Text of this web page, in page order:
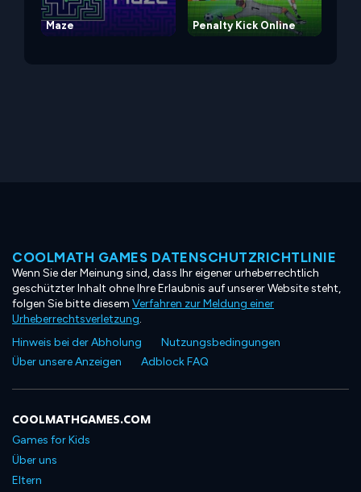
Maze Penalty Kick Online
COOLMATH GAMES DATENSCHUTZRICHTLINIE
Wenn Sie der Meinung sind, dass Ihr eigener urheberrechtlich
geschützter Inhalt ohne Ihre Erlaubnis auf unserer Website steht,
folgen Sie bitte diesem Verfahren zur Meldung einer
Urheberrechtsverletzung.
Hinweis bei der Abholung
Nutzungsbedingungen
Über unsere Anzeigen
Adblock FAQ
COOLMATHGAMES.COM
Games for Kids
Über uns
Eltern